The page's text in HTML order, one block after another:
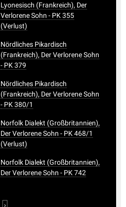
Lyonesisch (Frankreich), Der
Verlorene Sohn - PK 355
(Verlust)
Nördliches Pikardisch
(Frankreich), Der Verlorene Sohn
- PK 379
Nördliches Pikardisch
(Frankreich), Der Verlorene Sohn
- PK 380/1
Norfolk Dialekt (Großbritannien),
Der Verlorene Sohn - PK 468/1
(Verlust)
Norfolk Dialekt (Großbritannien),
Der Verlorene Sohn - PK 742
›